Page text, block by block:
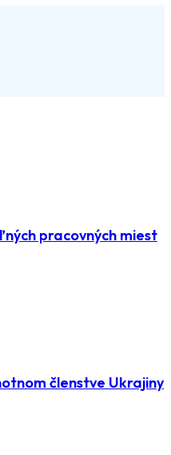
pracovných miest
členstve Ukrajiny